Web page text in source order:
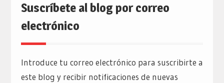
Suscríbete al blog por correo
electrónico
Introduce tu correo electrónico para suscribirte a
este blog y recibir notificaciones de nuevas